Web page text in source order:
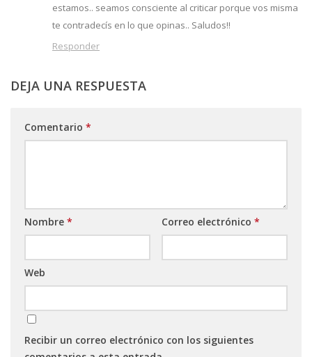
estamos.. seamos consciente al criticar porque vos misma
te contradecís en lo que opinas.. Saludos!!
Responder
DEJA UNA RESPUESTA
Comentario *
Nombre * Correo electrónico *
Web
Recibir un correo electrónico con los siguientes